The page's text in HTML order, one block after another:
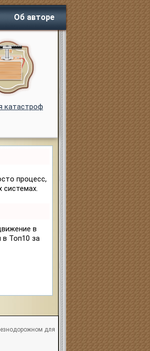
Об авторе
катастроф
процесс,
системах.
в
в Топ10 за
для